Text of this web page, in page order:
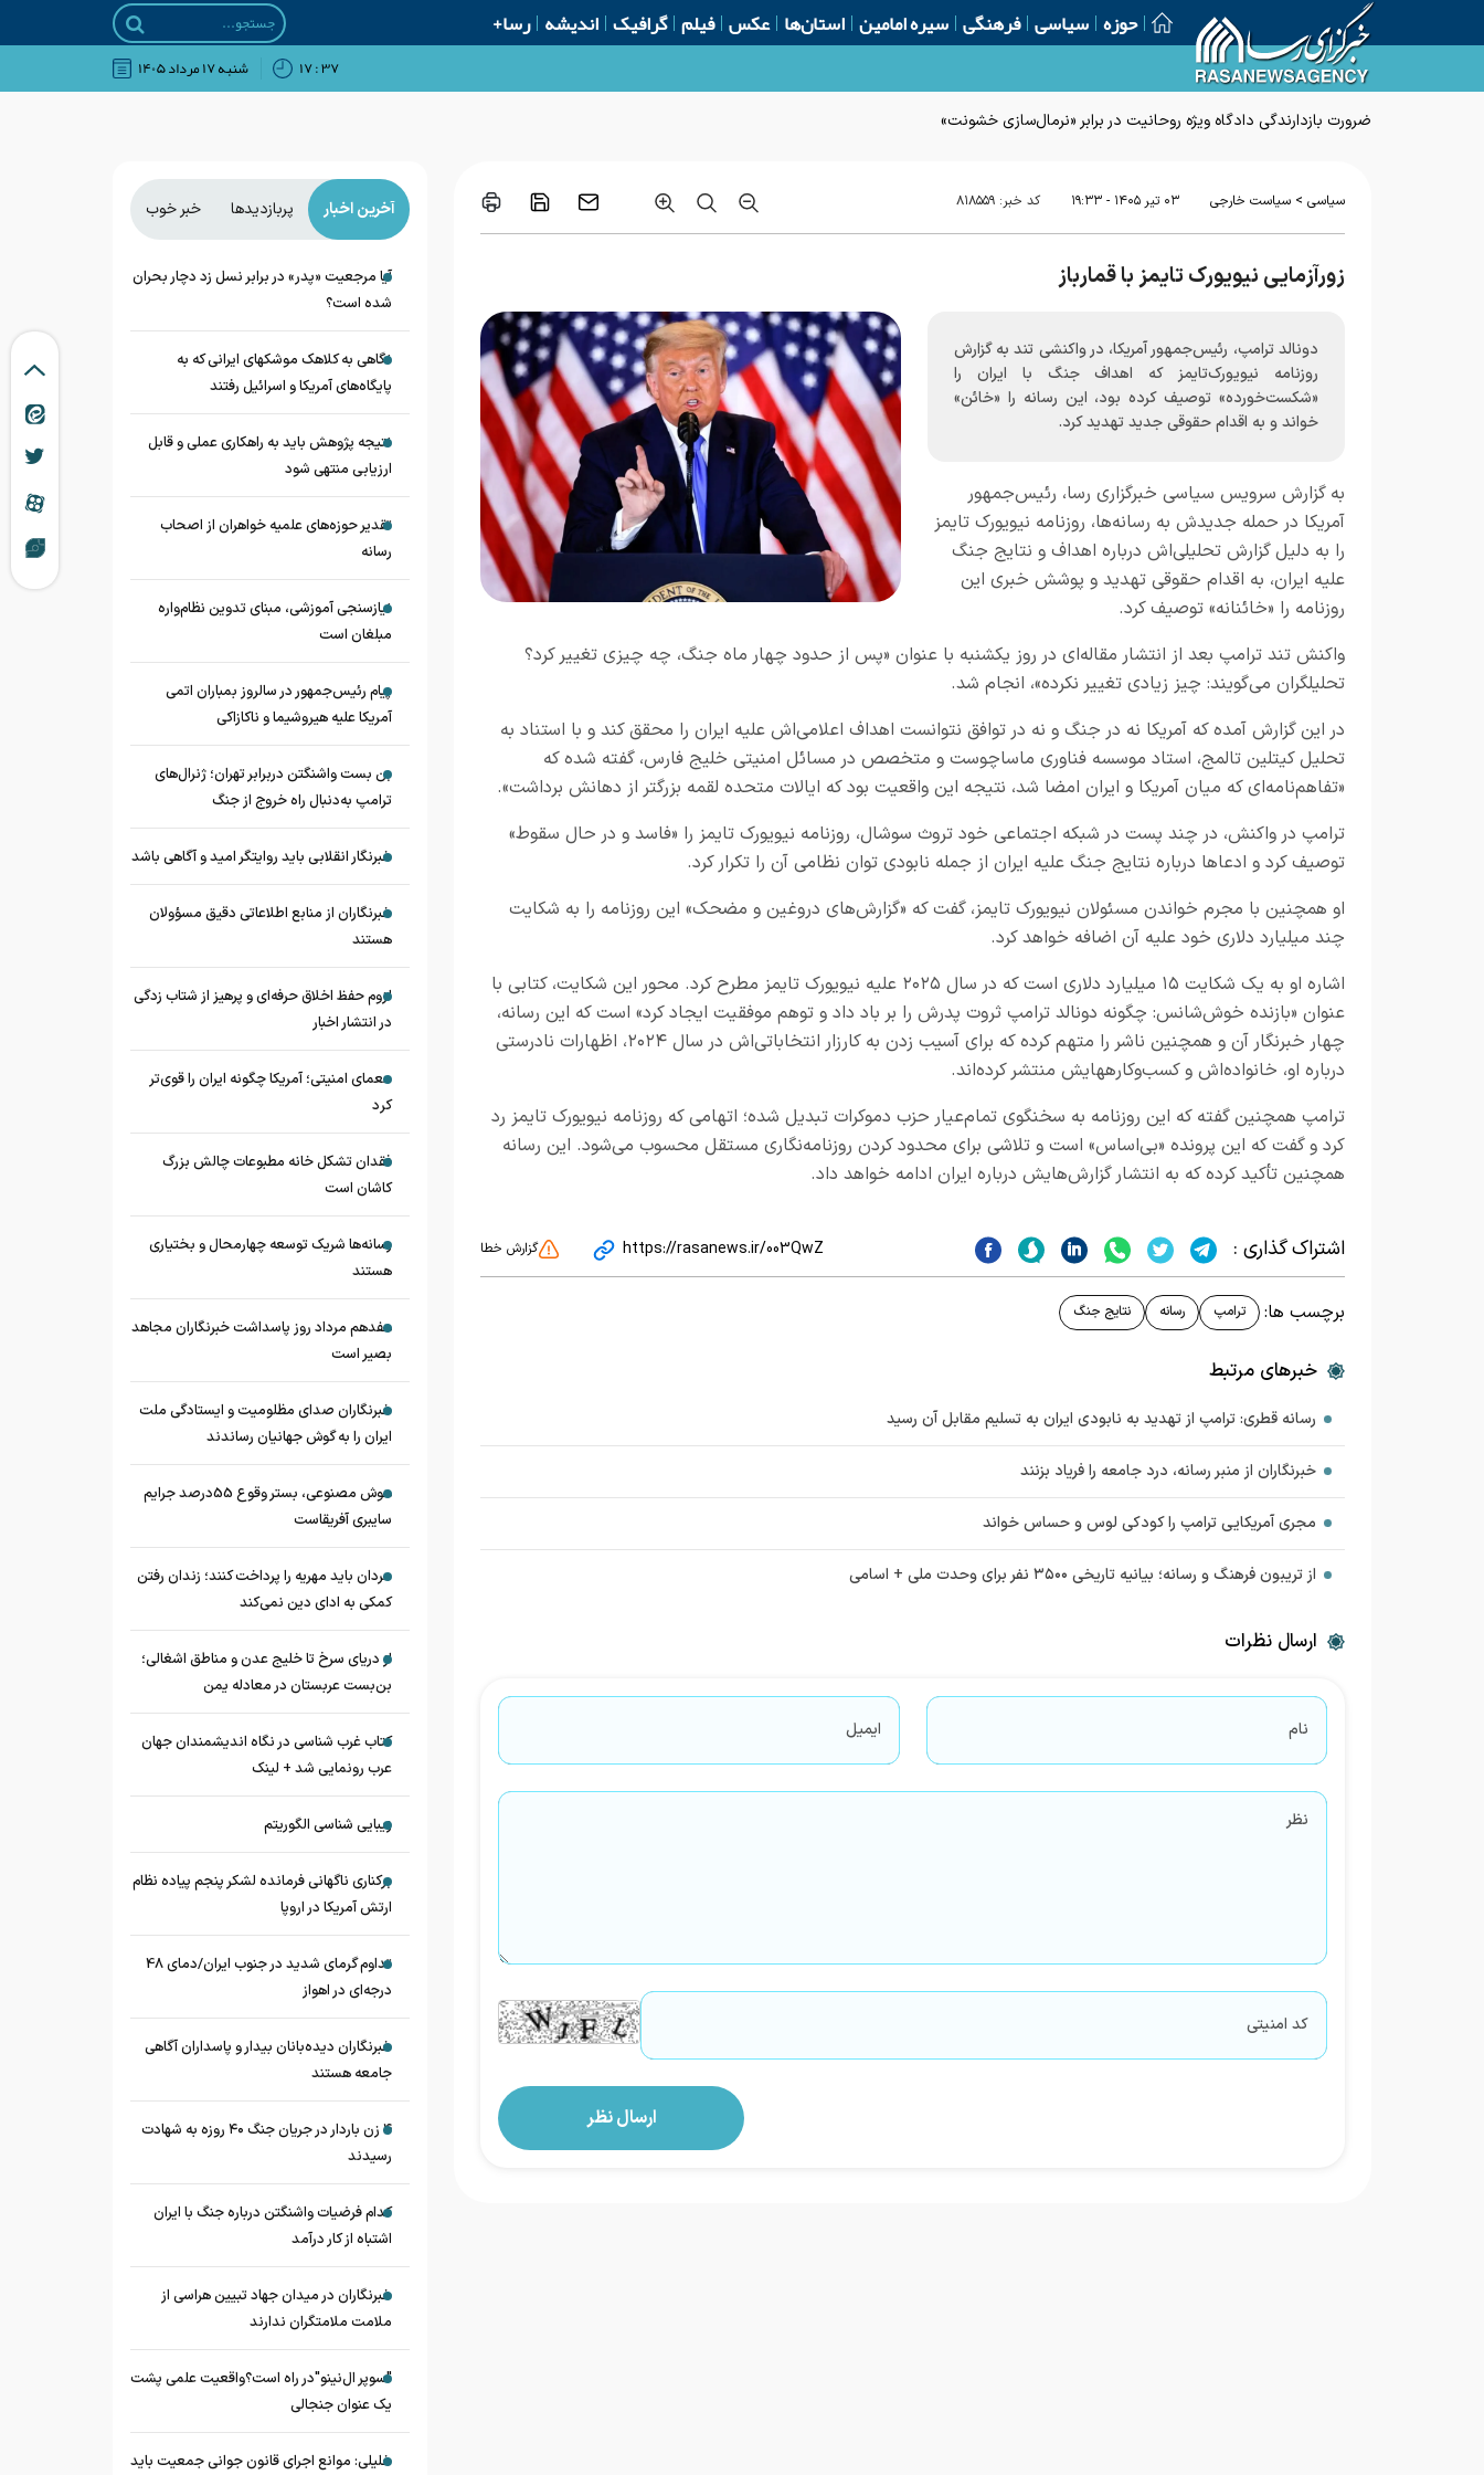
حوزه سیاسی فرهنگی سیره امامین استان‌ها عکس فیلم گرافیک اندیشه رسا+
۳۷ : ۱۷ شنبه ۱۷ مرداد ۱۴۰۵
ضرورت بازدارندگی دادگاه ویژه روحانیت در برابر «نرمال‌سازی خشونت»
سیاسی > سیاست خارجی ۰۳ تير ۱۴۰۵ - ۱۹:۳۳ کد خبر: ۸۱۸۵۵۹
زورآزمایی نیویورک تایمز با قمارباز
دونالد ترامپ، رئیس‌جمهور آمریکا، در واکنشی تند به گزارش
روزنامه نیویورک‌تایمز که اهداف جنگ با ایران را
«شکست‌خورده» توصیف کرده بود، این رسانه را «خائن»
خواند و به اقدام حقوقی جدید تهدید کرد.
به گزارش سرویس سیاسی خبرگزاری رسا، رئیس‌جمهور
آمریکا در حمله جدیدش به رسانه‌ها، روزنامه نیویورک تایمز
را به دلیل گزارش تحلیلی‌اش درباره اهداف و نتایج جنگ
علیه ایران، به اقدام حقوقی تهدید و پوشش خبری این
روزنامه را «خائنانه» توصیف کرد.
واکنش تند ترامپ بعد از انتشار مقاله‌ای در روز یکشنبه با عنوان «پس از حدود چهار ماه جنگ، چه چیزی تغییر کرد؟
تحلیلگران می‌گویند: چیز زیادی تغییر نکرده»، انجام شد.
در این گزارش آمده که آمریکا نه در جنگ و نه در توافق نتوانست اهداف اعلامی‌اش علیه ایران را محقق کند و با استناد به
تحلیل کیتلین تالمج، استاد موسسه فناوری ماساچوست و متخصص در مسائل امنیتی خلیج فارس، گفته شده که
«تفاهم‌نامه‌ای که میان آمریکا و ایران امضا شد، نتیجه این واقعیت بود که ایالات متحده لقمه بزرگتر از دهانش برداشت».
ترامپ در واکنش، در چند پست در شبکه اجتماعی خود تروث سوشال، روزنامه نیویورک تایمز را «فاسد و در حال سقوط»
توصیف کرد و ادعاها درباره نتایج جنگ علیه ایران از جمله نابودی توان نظامی آن را تکرار کرد.
او همچنین با مجرم خواندن مسئولان نیویورک تایمز، گفت که «گزارش‌های دروغین و مضحک» این روزنامه را به شکایت
چند میلیارد دلاری‌ خود علیه آن اضافه خواهد کرد.
اشاره او به یک شکایت ۱۵ میلیارد دلاری است که در سال ۲۰۲۵ علیه نیویورک تایمز مطرح کرد. محور این شکایت، کتابی با
عنوان «بازنده خوش‌شانس: چگونه دونالد ترامپ ثروت پدرش را بر باد داد و توهم موفقیت ایجاد کرد» است که این رسانه،
چهار خبرنگار آن و همچنین ناشر را متهم کرده که برای آسیب زدن به کارزار انتخاباتی‌اش در سال ۲۰۲۴، اظهارات نادرستی
درباره او، خانواده‌اش و کسب‌وکارههایش منتشر کرده‌اند.
ترامپ همچنین گفته که این روزنامه به سخنگوی تمام‌عیار حزب دموکرات تبدیل شده؛ اتهامی که روزنامه نیویورک تایمز رد
کرد و گفت که این پرونده «بی‌اساس» است و تلاشی برای محدود کردن روزنامه‌نگاری مستقل محسوب می‌شود. این رسانه
همچنین تأکید کرده که به انتشار گزارش‌هایش درباره ایران ادامه خواهد داد.
اشتراک گذاری : https://rasanews.ir/003QwZ گزارش خطا
برچسب ها: ترامپ رسانه نتایج جنگ
خبرهای مرتبط
رسانه قطری: ترامپ از تهدید به نابودی ایران به تسلیم مقابل آن رسید
خبرنگاران از منبر رسانه، درد جامعه را فریاد بزنند
مجری آمریکایی ترامپ را کودکی لوس و حساس خواند
از تریبون فرهنگ و رسانه؛ بیانیه تاریخی ۳۵۰۰ نفر برای وحدت ملی + اسامی
ارسال نظرات
آخرین اخبار پربازدیدها خبر خوب
آیا مرجعیت «پدر» در برابر نسل زد دچار بحران
شده است؟
نگاهی به کلاهک‎ موشک‎های ایرانی که به
پایگاه‌های آمریکا و اسرائیل رفتند
نتیجه پژوهش باید به راهکاری عملی و قابل
ارزیابی منتهی شود
تقدیر حوزه‌های علمیه خواهران از اصحاب
رسانه
نیازسنجی آموزشی، مبنای تدوین نظام‌واره
مبلغان است
پیام رئیس‌جمهور در سالروز بمباران اتمی
آمریکا علیه هیروشیما و ناکازاکی
بن بست واشنگتن دربرابر تهران؛ ژنرال‌های
ترامپ به‌دنبال راه خروج از جنگ
خبرنگار انقلابی باید روایتگر امید و آگاهی باشد
خبرنگاران از منابع اطلاعاتی دقیق مسؤولان
هستند
لزوم حفظ اخلاق حرفه‌ای و پرهیز از شتاب زدگی
در انتشار اخبار
معمای امنیتی؛ آمریکا چگونه ایران را قوی‌تر
کرد
فقدان تشکل خانه مطبوعات چالش بزرگ
کاشان است
رسانه‌ها شریک توسعه چهارمحال و بختیاری
هستند
هفدهم مرداد روز پاسداشت خبرنگاران مجاهد
بصیر است
خبرنگاران صدای مظلومیت و ایستادگی ملت
ایران را به گوش جهانیان رساندند
هوش مصنوعی، بستر وقوع 55درصد جرایم
سایبری آفریقاست
مردان باید مهریه را پرداخت کنند؛ زندان رفتن
کمکی به ادای دین نمی‌کند
از دریای سرخ تا خلیج عدن و مناطق اشغالی؛
بن‌بست عربستان در معادله یمن
کتاب غرب شناسی در نگاه اندیشمندان جهان
عرب رونمایی شد + لینک
زیبایی شناسی الگوریتم
برکناری ناگهانی فرمانده لشکر پنجم پیاده‌ نظام
ارتش آمریکا در اروپا
تداوم گرمای شدید در جنوب ایران/دمای 48
درجه‌ای در اهواز
خبرنگاران دیده‌بانان بیدار و پاسداران آگاهی
جامعه هستند
۴ زن باردار در جریان جنگ ۴۰ روزه به شهادت
رسیدند
کدام فرضیات واشنگتن درباره جنگ با ایران
اشتباه از کار درآمد
خبرنگاران در میدان جهاد تبیین هراسی از
ملامت ملامتگران ندارند
"سوپر ال‌نینو"در راه است؟واقعیت علمی پشت
یک عنوان جنجالی
خلیلی: موانع اجرای قانون جوانی جمعیت باید